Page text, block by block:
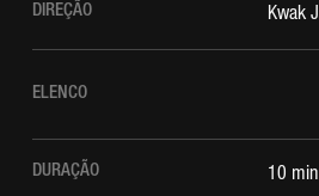
DIREÇÃO Kwak
ELENCO
DURAÇÃO 10 min